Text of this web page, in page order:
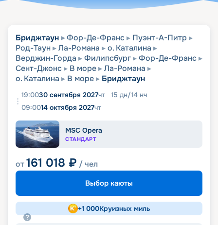
Бриджтаун Фор-Де-Франс
Пуэнт-А-Питр
Род-Таун
Ла-Романа
о. Каталина
Верджин-Горда
Филипсбург
Фор-Де-Франс
Сент-Джонс
В море
Ла-Романа
о. Каталина
В море Бриджтаун
19:0030 сентября 2027чт 15 дн/14 нч
09:0014 октября 2027чт
MSC Opera
СТАНДАРТ
от161 018 ₽ / чел
Выбор каюты
+1 000Круизных миль